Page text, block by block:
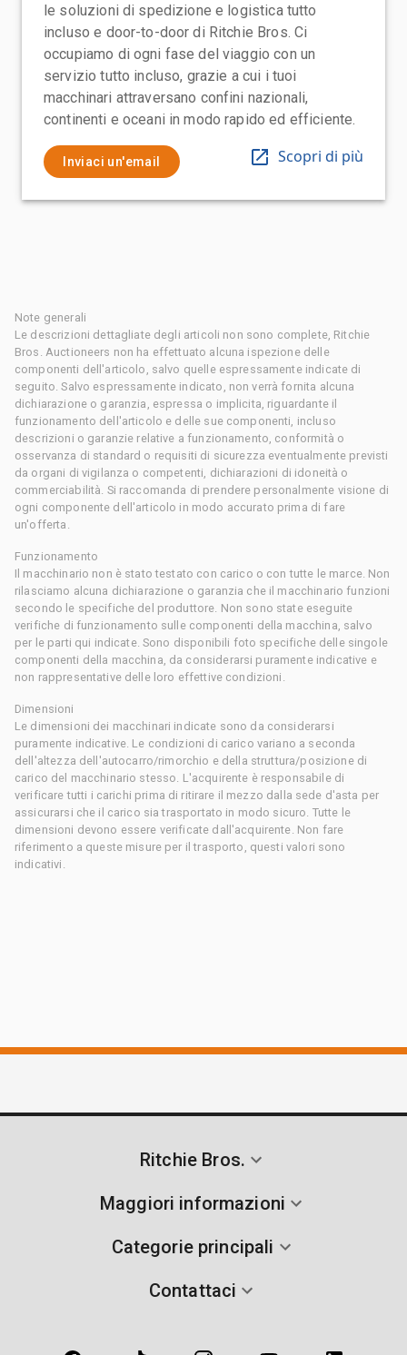
le soluzioni di spedizione e logistica tutto
incluso e door-to-door di Ritchie Bros. Ci
occupiamo di ogni fase del viaggio con un
servizio tutto incluso, grazie a cui i tuoi
macchinari attraversano confini nazionali,
continenti e oceani in modo rapido ed efficiente.
Inviaci un'email Scopri di più
Note generali
Le descrizioni dettagliate degli articoli non sono complete, Ritchie
Bros. Auctioneers non ha effettuato alcuna ispezione delle
componenti dell'articolo, salvo quelle espressamente indicate di
seguito. Salvo espressamente indicato, non verrà fornita alcuna
dichiarazione o garanzia, espressa o implicita, riguardante il
funzionamento dell'articolo e delle sue componenti, incluso
descrizioni o garanzie relative a funzionamento, conformità o
osservanza di standard o requisiti di sicurezza eventualmente previsti
da organi di vigilanza o competenti, dichiarazioni di idoneità o
commerciabilità. Si raccomanda di prendere personalmente visione di
ogni componente dell'articolo in modo accurato prima di fare
un'offerta.
Funzionamento
Il macchinario non è stato testato con carico o con tutte le marce. Non
rilasciamo alcuna dichiarazione o garanzia che il macchinario funzioni
secondo le specifiche del produttore. Non sono state eseguite
verifiche di funzionamento sulle componenti della macchina, salvo
per le parti qui indicate. Sono disponibili foto specifiche delle singole
componenti della macchina, da considerarsi puramente indicative e
non rappresentative delle loro effettive condizioni.
Dimensioni
Le dimensioni dei macchinari indicate sono da considerarsi
puramente indicative. Le condizioni di carico variano a seconda
dell'altezza dell'autocarro/rimorchio e della struttura/posizione di
carico del macchinario stesso. L'acquirente è responsabile di
verificare tutti i carichi prima di ritirare il mezzo dalla sede d'asta per
assicurarsi che il carico sia trasportato in modo sicuro. Tutte le
dimensioni devono essere verificate dall'acquirente. Non fare
riferimento a queste misure per il trasporto, questi valori sono
indicativi.
Ritchie Bros.
Maggiori informazioni
Categorie principali
Contattaci